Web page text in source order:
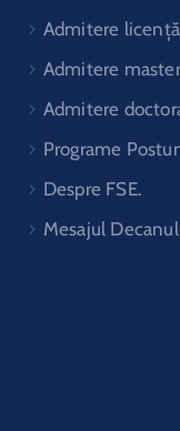
Admitere licență
Admitere
Admitere
Programe
Despre FSE.
Mesajul